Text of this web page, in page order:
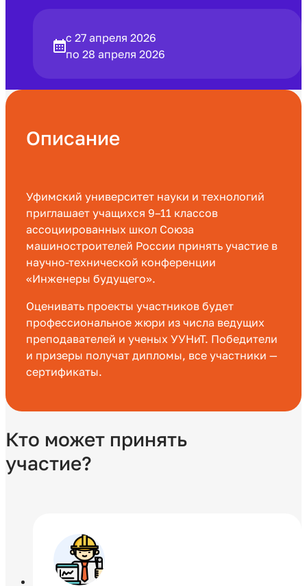
с 27 апреля 2026
по 28 апреля 2026
Описание
Уфимский университет науки и технологий
приглашает учащихся 9–11 классов
ассоциированных школ Союза
машиностроителей России принять участие в
научно-технической конференции
«Инженеры будущего».
Оценивать проекты участников будет
профессиональное жюри из числа ведущих
преподавателей и ученых УУНиТ. Победители
и призеры получат дипломы, все участники —
сертификаты.
Кто может принять
участие?